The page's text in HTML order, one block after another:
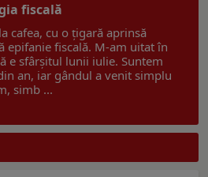
fiscală
cafea, cu o țigară aprinsă
epifanie fiscală. M-am uitat în
e sfârșitul lunii iulie. Suntem
an, iar gândul a venit simplu
simb ...